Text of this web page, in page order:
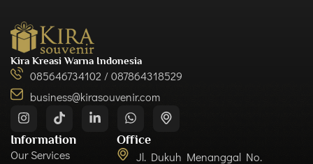
Kira Kreasi Warna Indonesia
085646734102 / 087864318529
business@kirasouvenir.com
Information
Our Services
Office
Jl. Dukuh Menanggal No.